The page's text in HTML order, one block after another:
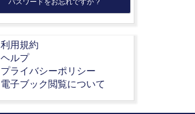
パスワードをお忘れですか ?
利用規約
ヘルプ
プライバシーポリシー
電子ブック閲覧について